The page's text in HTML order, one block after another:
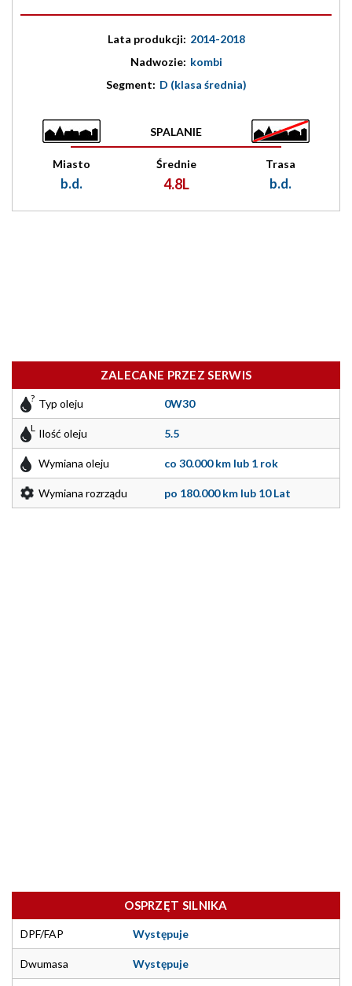
Lata produkcji: 2014-2018
Nadwozie: kombi
Segment: D (klasa średnia)
SPALANIE
Miasto
b.d.
Średnie
4.8L
Trasa
b.d.
ZALECANE PRZEZ SERWIS
Typ oleju 0W30
Ilość oleju 5.5
Wymiana oleju co 30.000 km lub 1 rok
Wymiana rozrządu po 180.000 km lub 10 Lat
OSPRZĘT SILNIKA
DPF/FAP Występuje
Dwumasa Występuje